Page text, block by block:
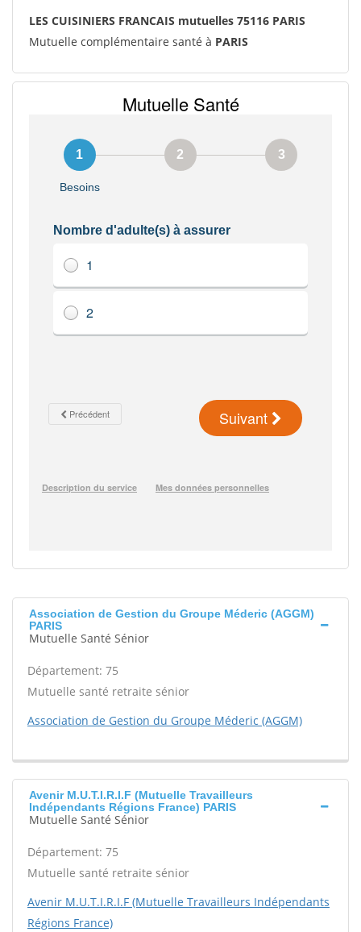
LES CUISINIERS FRANCAIS mutuelles 75116 PARIS
Mutuelle complémentaire santé à PARIS
Association de Gestion du Groupe Méderic (AGGM)
PARIS
Mutuelle Santé Sénior
Département: 75
Mutuelle santé retraite sénior
Association de Gestion du Groupe Méderic (AGGM)
Avenir M.U.T.I.R.I.F (Mutuelle Travailleurs
Indépendants Régions France) PARIS
Mutuelle Santé Sénior
Département: 75
Mutuelle santé retraite sénior
Avenir M.U.T.I.R.I.F (Mutuelle Travailleurs Indépendants
Régions France)